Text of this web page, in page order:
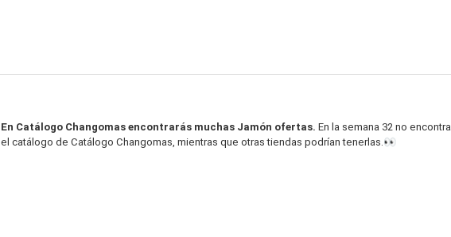
En Catálogo Changomas encontrarás muchas Jamón ofertas. En la semana 32 no
el catálogo de Catálogo Changomas, mientras que otras tiendas podrían tenerlas.👀